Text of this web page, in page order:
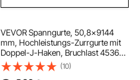
VEVOR Spanngurte, 50,8x9144
mm, Hochleistungs-Zurrgurte mit
Doppel-J-Haken, Bruchlast 4536
kg, Ratschenmechanismus für
Umzüge, Anhänger, Motorräder,
(10)